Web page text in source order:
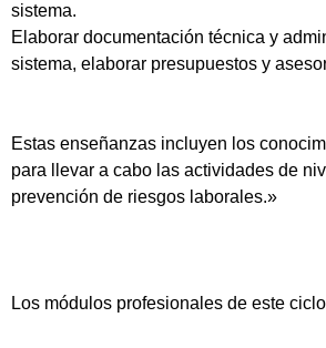
sistema.
Elaborar documentación técnica y
sistema, elaborar presupuestos y
Estas enseñanzas incluyen los
para llevar a cabo las actividades de
prevención de riesgos laborales.»
Los módulos profesionales de este